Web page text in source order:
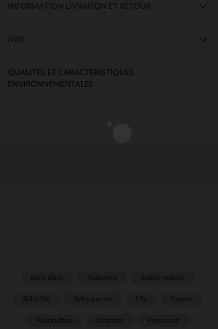
INFORMATION LIVRAISON ET RETOUR
AVIS
QUALITES ET CARACTERISTIQUES
ENVIRONNEMENTALES